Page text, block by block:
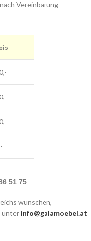
nach Vereinbarung
51 75
wünschen,
unter info@galamoebel.at